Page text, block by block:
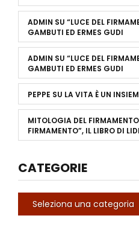
ADMIN SU “LUCE DEL
GAMBUTI ED ERMES GUDI
ADMIN SU “LUCE DEL
GAMBUTI ED ERMES GUDI
PEPPE SU LA VITA È UN
MITOLOGIA DEL
FIRMAMENTO”, IL LIBRO DI
CATEGORIE